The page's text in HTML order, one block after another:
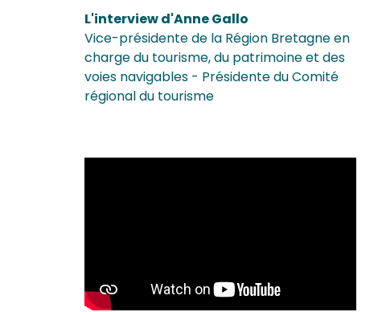
L'interview d'Anne Gallo
Vice-présidente de la Région Bretagne en
charge du tourisme, du patrimoine et des
voies navigables - Présidente du Comité
régional du tourisme